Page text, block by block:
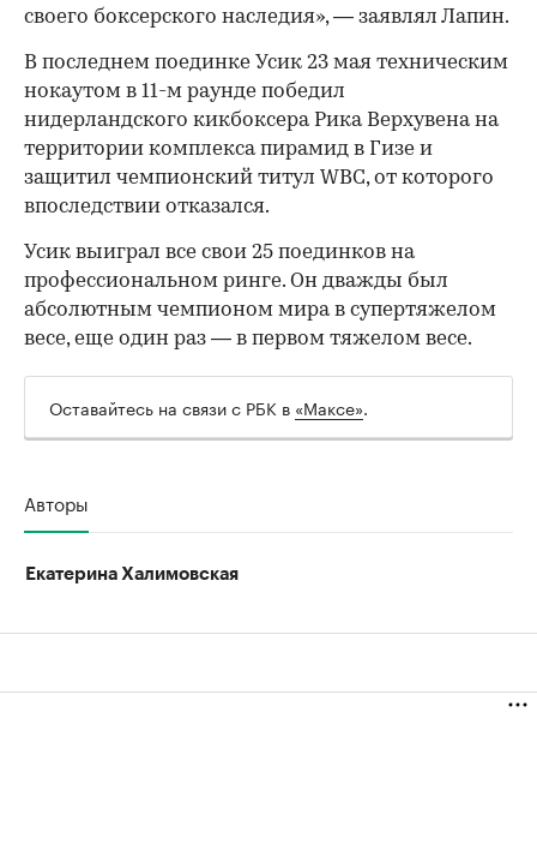
своего боксерского наследия», — заявлял Лапин.
В последнем поединке Усик 23 мая техническим
нокаутом в 11-м раунде победил
нидерландского кикбоксера Рика Верхувена на
территории комплекса пирамид в Гизе и
защитил чемпионский титул WBC, от которого
впоследствии отказался.
Усик выиграл все свои 25 поединков на
профессиональном ринге. Он дважды был
абсолютным чемпионом мира в супертяжелом
весе, еще один раз — в первом тяжелом весе.
Оставайтесь на связи с РБК в «Максе».
Авторы
Екатерина Халимовская